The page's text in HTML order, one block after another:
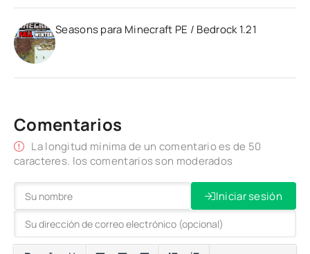
Seasons para Minecraft PE / Bedrock 1.21
Comentarios
La longitud mínima de un comentario es de 50
caracteres. los comentarios son moderados
Iniciar sesión